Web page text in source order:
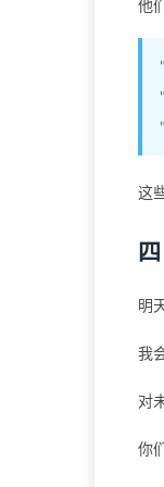
他
这
明
我
对
你